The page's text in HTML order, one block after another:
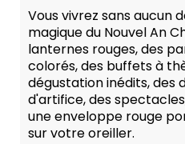
Vous vivrez sans aucun
magique du Nouvel An
lanternes rouges, des
colorés, des buffets à
dégustation inédits, des
d'artifice, des
une enveloppe rouge
sur votre oreiller.